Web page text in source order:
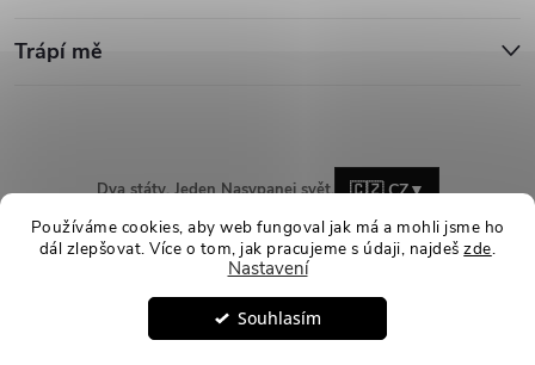
Používáme cookies, aby web fungoval jak má a mohli jsme ho
dál zlepšovat. Více o tom, jak pracujeme s údaji, najdešzde.
Nastavení
Souhlasím
Trápí mě
Dva státy. Jeden Nasypanej svět. 🇨🇿 CZ▼
Copyright 2026Nasypanej.cz. Všechna práva vyhrazena.
nastavení cookies